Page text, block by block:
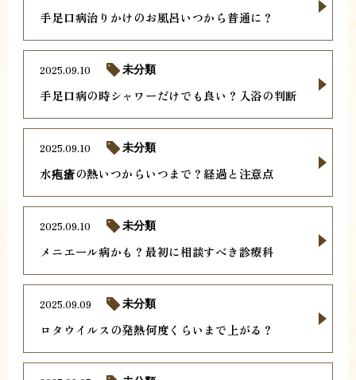
手足口病治りかけのお風呂いつから普通に？
手足口病の時シャワーだけでも良い？入浴の判断
2025.09.10 未分類
水疱瘡の熱いつからいつまで？経過と注意点
2025.09.10 未分類
メニエール病かも？最初に相談すべき診療科
2025.09.10 未分類
ロタウイルスの発熱何度くらいまで上がる？
2025.09.09 未分類